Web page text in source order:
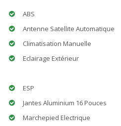
ABS
Antenne Satellite Automatique
Climatisation Manuelle
Eclairage Extérieur
ESP
Jantes Aluminium 16 Pouces
Marchepied Electrique